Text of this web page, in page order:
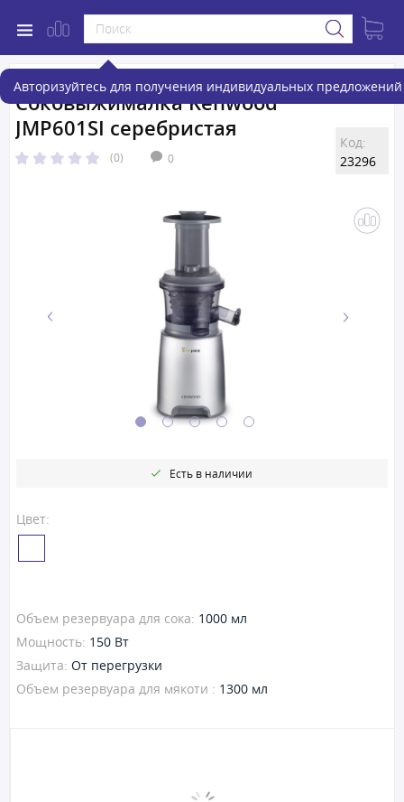
Авторизуйтесь для получения индивидуальных предложений
Соковыжималкa Kenwood
JMP601SI серебристая
(0) 0
Код:
23296
Цвет:
Есть в наличии
Объем резервуара для сока: 1000 мл
Мощность: 150 Вт
Защита: От перегрузки
Объем резервуара для мякоти : 1300 мл